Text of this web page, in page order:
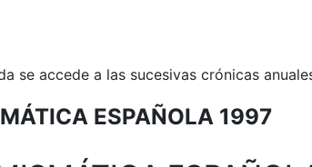
se accede a las sucesivas crónicas
ESPAÑOLA 1997